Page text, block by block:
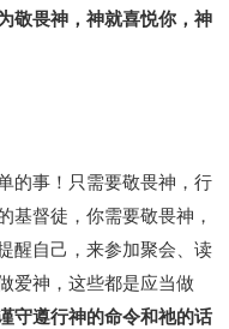
敬畏神，神就喜悦你，神
的事！只需要敬畏神，行
基督徒，你需要敬畏神，
醒自己，来参加聚会、读
爱神，这些都是应当做
守遵行神的命令和祂的话